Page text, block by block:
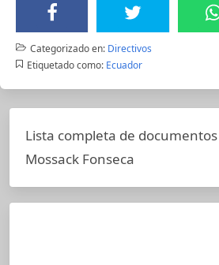
Categorizado en: Directivos
Etiquetado como: Ecuador
Lista completa de
Mossack Fonseca